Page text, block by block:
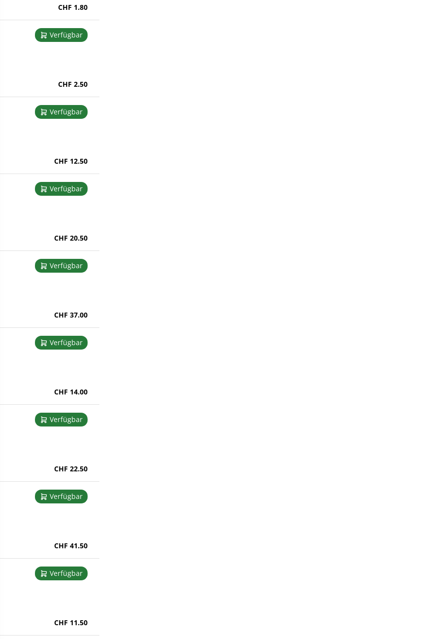
CHF 1.80
Verfügbar
CHF 2.50
Verfügbar
CHF 12.50
Verfügbar
CHF 20.50
Verfügbar
CHF 37.00
Verfügbar
CHF 14.00
Verfügbar
CHF 22.50
Verfügbar
CHF 41.50
Verfügbar
CHF 11.50